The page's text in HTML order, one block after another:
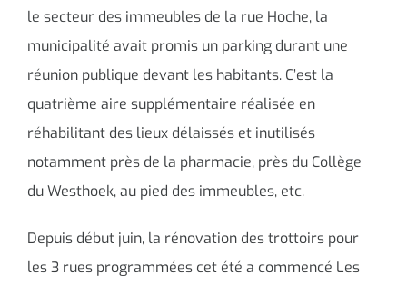
le secteur des immeubles de la rue Hoche, la
municipalité avait promis un parking durant une
réunion publique devant les habitants. C’est la
quatrième aire supplémentaire réalisée en
réhabilitant des lieux délaissés et inutilisés
notamment près de la pharmacie, près du Collège
du Westhoek, au pied des immeubles, etc.
Depuis début juin, la rénovation des trottoirs pour
les 3 rues programmées cet été a commencé Les